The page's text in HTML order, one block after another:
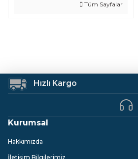
Tüm Sayfalar
Hızlı Kargo
Kurumsal
Hakkımızda
İletişim Bilgilerimiz